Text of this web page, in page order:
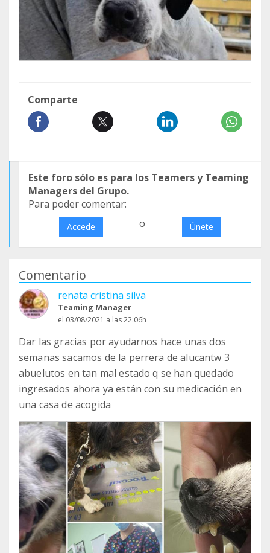
Comparte
Este foro sólo es para los Teamers y Teaming
Managers del Grupo.
Para poder comentar:
Accede o Únete
Comentario
renata cristina silva
Teaming Manager
el 03/08/2021 a las 22:06h
Dar las gracias por ayudarnos hace unas dos
semanas sacamos de la perrera de alucantw 3
abuelutos en tan mal estado q se han quedado
ingresados ahora ya están con su medicación en
una casa de acogida